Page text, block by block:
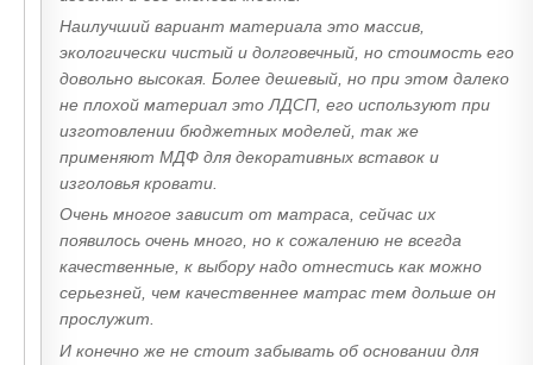
Наилучший вариант материала это массив,
экологически чистый и долговечный, но стоимость его
довольно высокая. Более дешевый, но при этом далеко
не плохой материал это ЛДСП, его используют при
изготовлении бюджетных моделей, так же
применяют МДФ для декоративных вставок и
изголовья кровати.
Очень многое зависит от матраса, сейчас их
появилось очень много, но к сожалению не всегда
качественные, к выбору надо отнестись как можно
серьезней, чем качественнее матрас тем дольше он
прослужит.
И конечно же не стоит забывать об основании для